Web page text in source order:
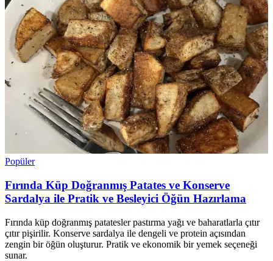
Popüler
Fırında Küp Doğranmış Patates ve Konserve
Sardalya ile Pratik ve Besleyici Öğün Hazırlama
Fırında küp doğranmış patatesler pastırma yağı ve baharatlarla çıtır
çıtır pişirilir. Konserve sardalya ile dengeli ve protein açısından
zengin bir öğün oluşturur. Pratik ve ekonomik bir yemek seçeneği
sunar.